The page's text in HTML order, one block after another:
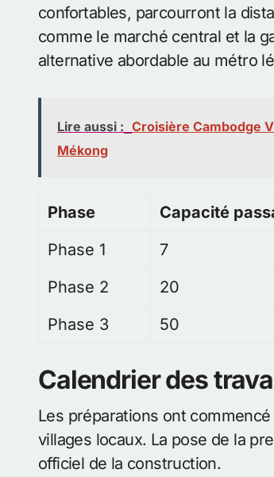
confortables, parcourront la
comme le marché central et la
alternative abordable au métro
Lire aussi : Croisière Cambodge
Mékong
Phase Capacité
Phase 1
7
Phase 2
20
Phase 3
50
Calendrier des
Les préparations ont
villages locaux. La pose de la
officiel de la construction.